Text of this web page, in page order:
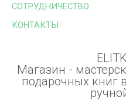
СОТРУДНИЧЕСТВО
КОНТАКТЫ
Магазин -
подарочных книг